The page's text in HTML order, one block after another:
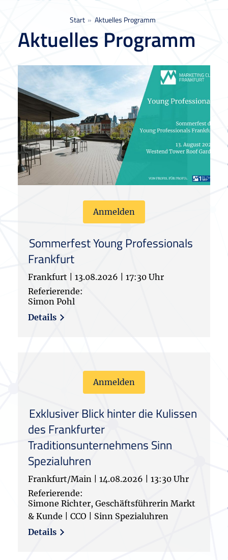
Sie befinden sich hier:
Start Aktuelles Programm
Aktuelles Programm
Anmelden
Sommerfest Young Professionals
Frankfurt
Frankfurt 13.08.2026
17:30 Uhr
Referierende:
Simon Pohl
Details
Anmelden
Exklusiver Blick hinter die Kulissen
des Frankfurter
Traditionsunternehmens Sinn
Spezialuhren
Frankfurt/Main 14.08.2026
13:30 Uhr
Referierende:
Simone Richter, Geschäftsführerin Markt
& Kunde | CCO | Sinn Spezialuhren
Details